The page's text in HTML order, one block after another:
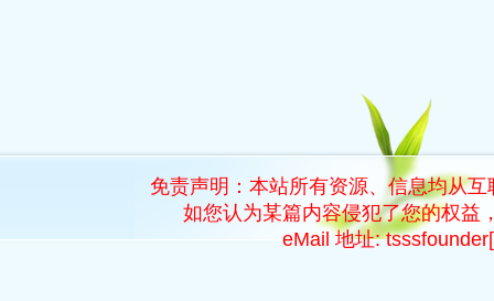
免责声明：本站所有资源、信息均从
如您认为某篇内容侵犯了您的权益
eMail 地址: